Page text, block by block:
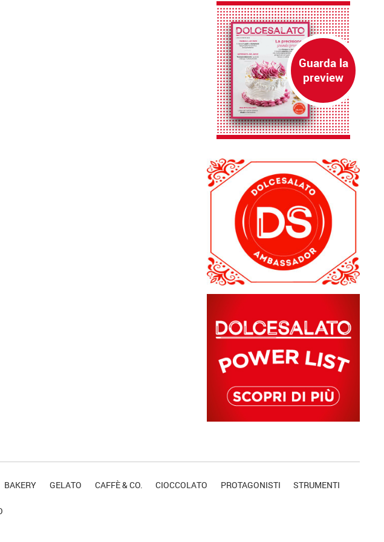
BAKERY GELATO CAFFÈ & CO. CIOCCOLATO PROTAGONISTI STRUMENTI